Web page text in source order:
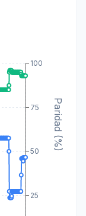
25
50
75
100
Paridad (%)